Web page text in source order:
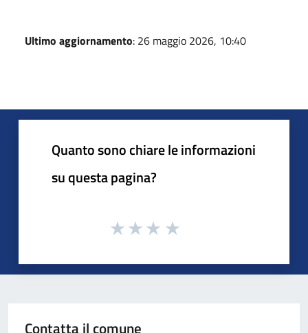
Ultimo aggiornamento: 26 maggio 2026, 10:40
Quanto sono chiare le informazioni
su questa pagina?
Contatta il comune